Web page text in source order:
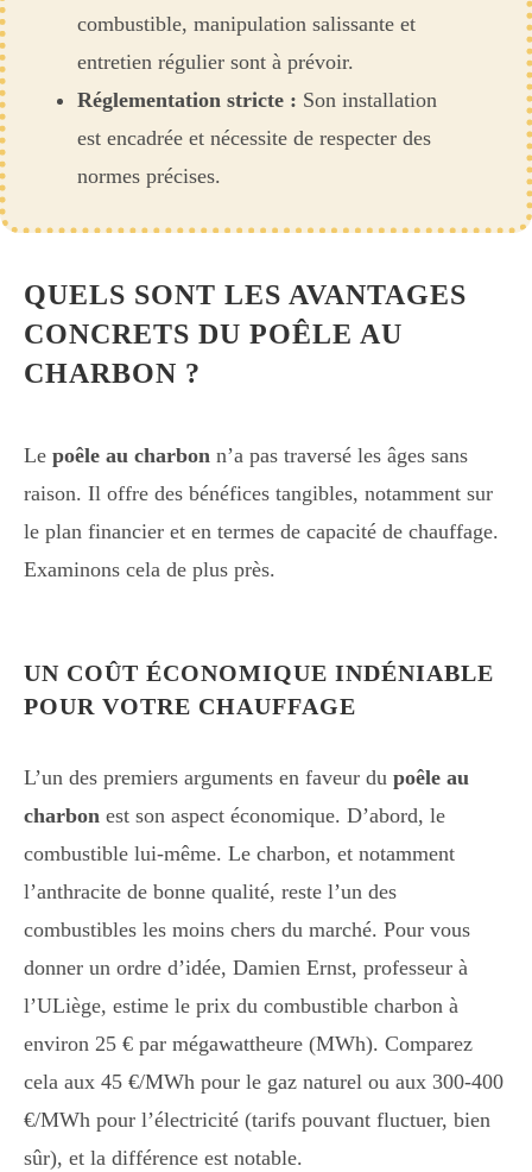
combustible, manipulation salissante et
entretien régulier sont à prévoir.
Réglementation stricte : Son installation
est encadrée et nécessite de respecter des
normes précises.
QUELS SONT LES AVANTAGES
CONCRETS DU POÊLE AU
CHARBON ?
Le poêle au charbon n’a pas traversé les âges sans
raison. Il offre des bénéfices tangibles, notamment sur
le plan financier et en termes de capacité de chauffage.
Examinons cela de plus près.
UN COÛT ÉCONOMIQUE INDÉNIABLE
POUR VOTRE CHAUFFAGE
L’un des premiers arguments en faveur du poêle au
charbon est son aspect économique. D’abord, le
combustible lui-même. Le charbon, et notamment
l’anthracite de bonne qualité, reste l’un des
combustibles les moins chers du marché. Pour vous
donner un ordre d’idée, Damien Ernst, professeur à
l’ULiège, estime le prix du combustible charbon à
environ 25 € par mégawattheure (MWh). Comparez
cela aux 45 €/MWh pour le gaz naturel ou aux 300-400
€/MWh pour l’électricité (tarifs pouvant fluctuer, bien
sûr), et la différence est notable.